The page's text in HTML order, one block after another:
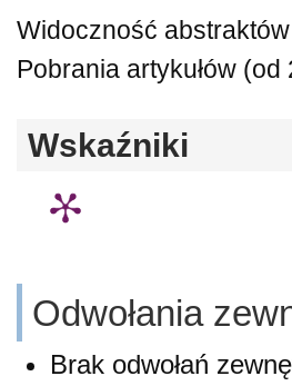
Widoczność
Pobrania artykułów
Wskaźniki
Odwołania
Brak odwołań